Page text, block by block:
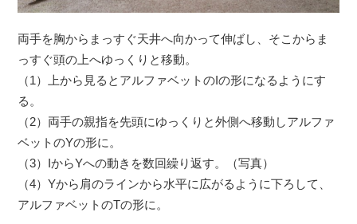
両手を胸からまっすぐ天井へ向かって伸ばし、そこからま
っすぐ頭の上へゆっくりと移動。
（1）上から見るとアルファベットのIの形になるようにす
る。
（2）両手の親指を先頭にゆっくりと外側へ移動しアルファ
ベットのYの形に。
（3）IからYへの動きを数回繰り返す。（写真）
（4）Yから肩のラインから水平に広がるように下ろして、
アルファベットのTの形に。